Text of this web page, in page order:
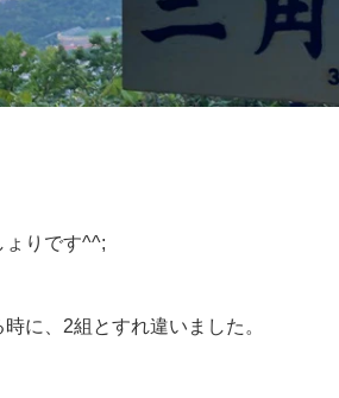
ょりです^^;
に、2組とすれ違いました。